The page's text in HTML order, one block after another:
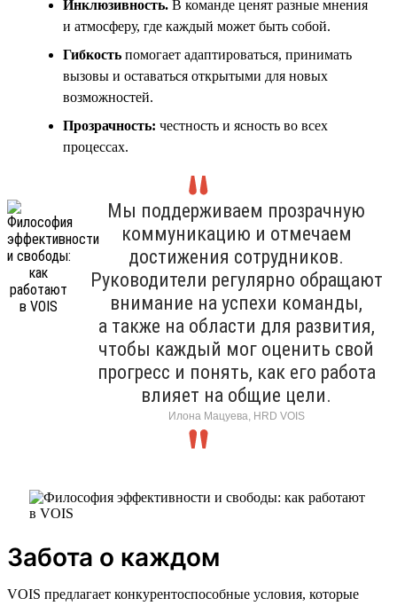
Инклюзивность. В команде ценят разные мнения
и атмосферу, где каждый может быть собой.
Гибкость помогает адаптироваться, принимать
вызовы и оставаться открытыми для новых
возможностей.
Прозрачность: честность и ясность во всех
процессах.
Мы поддерживаем прозрачную
коммуникацию и отмечаем
достижения сотрудников.
Руководители регулярно обращают
внимание на успехи команды,
а также на области для развития,
чтобы каждый мог оценить свой
прогресс и понять, как его работа
влияет на общие цели.
Илона Мацуева, HRD VOIS
Забота о каждом
VOIS предлагает конкурентоспособные условия, которые